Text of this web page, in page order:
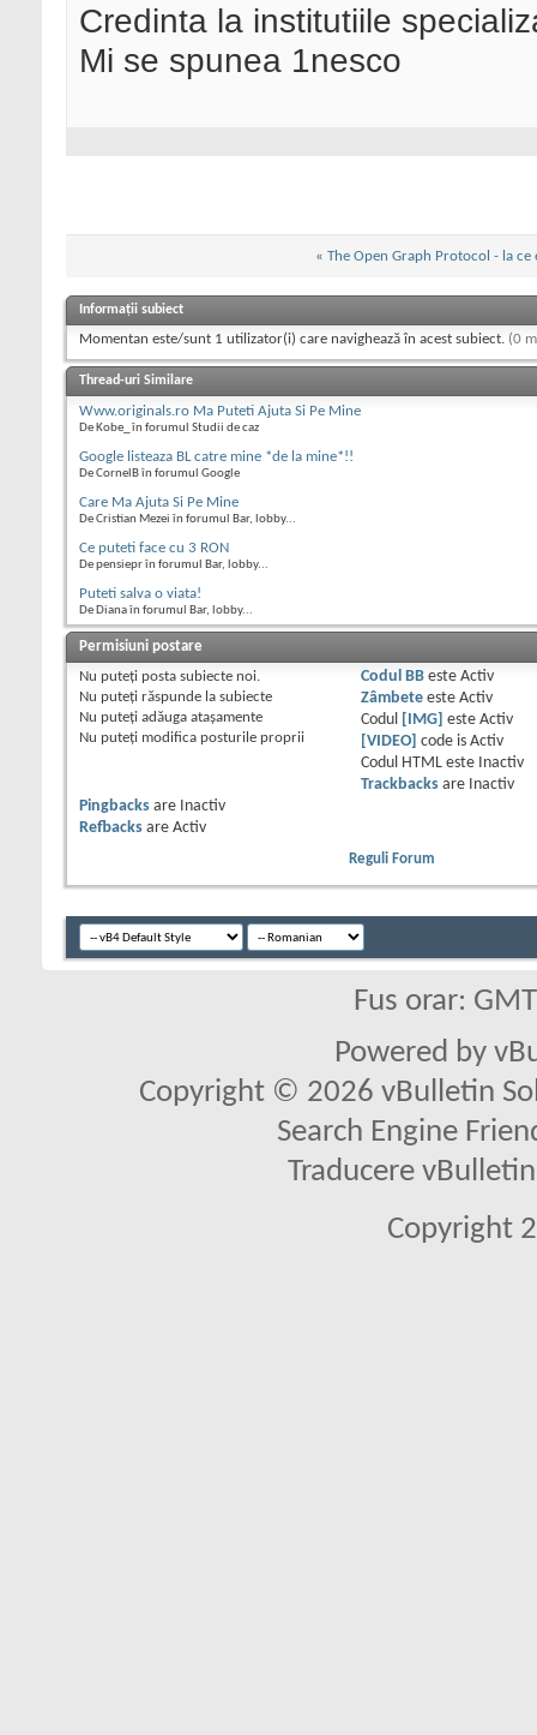
Credinta la institutiile
Mi se spunea 1nesco
« The Open Graph Protocol - la ce
Informații subiect
Momentan este/sunt 1 utilizator(i) care navighează în acest subiect. (0
Thread-uri Similare
Www.originals.ro Ma Puteti Ajuta Si Pe Mine
De Kobe_ în forumul Studii de caz
Google listeaza BL catre mine *de la mine*!!
De CornelB în forumul Google
Care Ma Ajuta Si Pe Mine
De Cristian Mezei în forumul Bar, lobby...
Ce puteti face cu 3 RON
De pensiepr în forumul Bar, lobby...
Puteti salva o viata!
De Diana în forumul Bar, lobby...
Permisiuni postare
Nu puteţi posta subiecte noi.
Nu puteţi răspunde la subiecte
Nu puteţi adăuga ataşamente
Nu puteţi modifica posturile proprii
Codul BBeste Activ
Zâmbeteeste Activ
Codul
[IMG] este Activ
[VIDEO] code is Activ
Codul HTML este
Inactiv
Trackbacksare
Inactiv
Pingbacks are
Inactiv
Refbacks are Activ
Reguli Forum
Fus orar:
Powered by
Copyright © 2026 vBulletin
Search Engine
Traducere
Copyright